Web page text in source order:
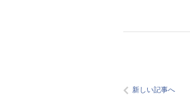
新しい記事へ